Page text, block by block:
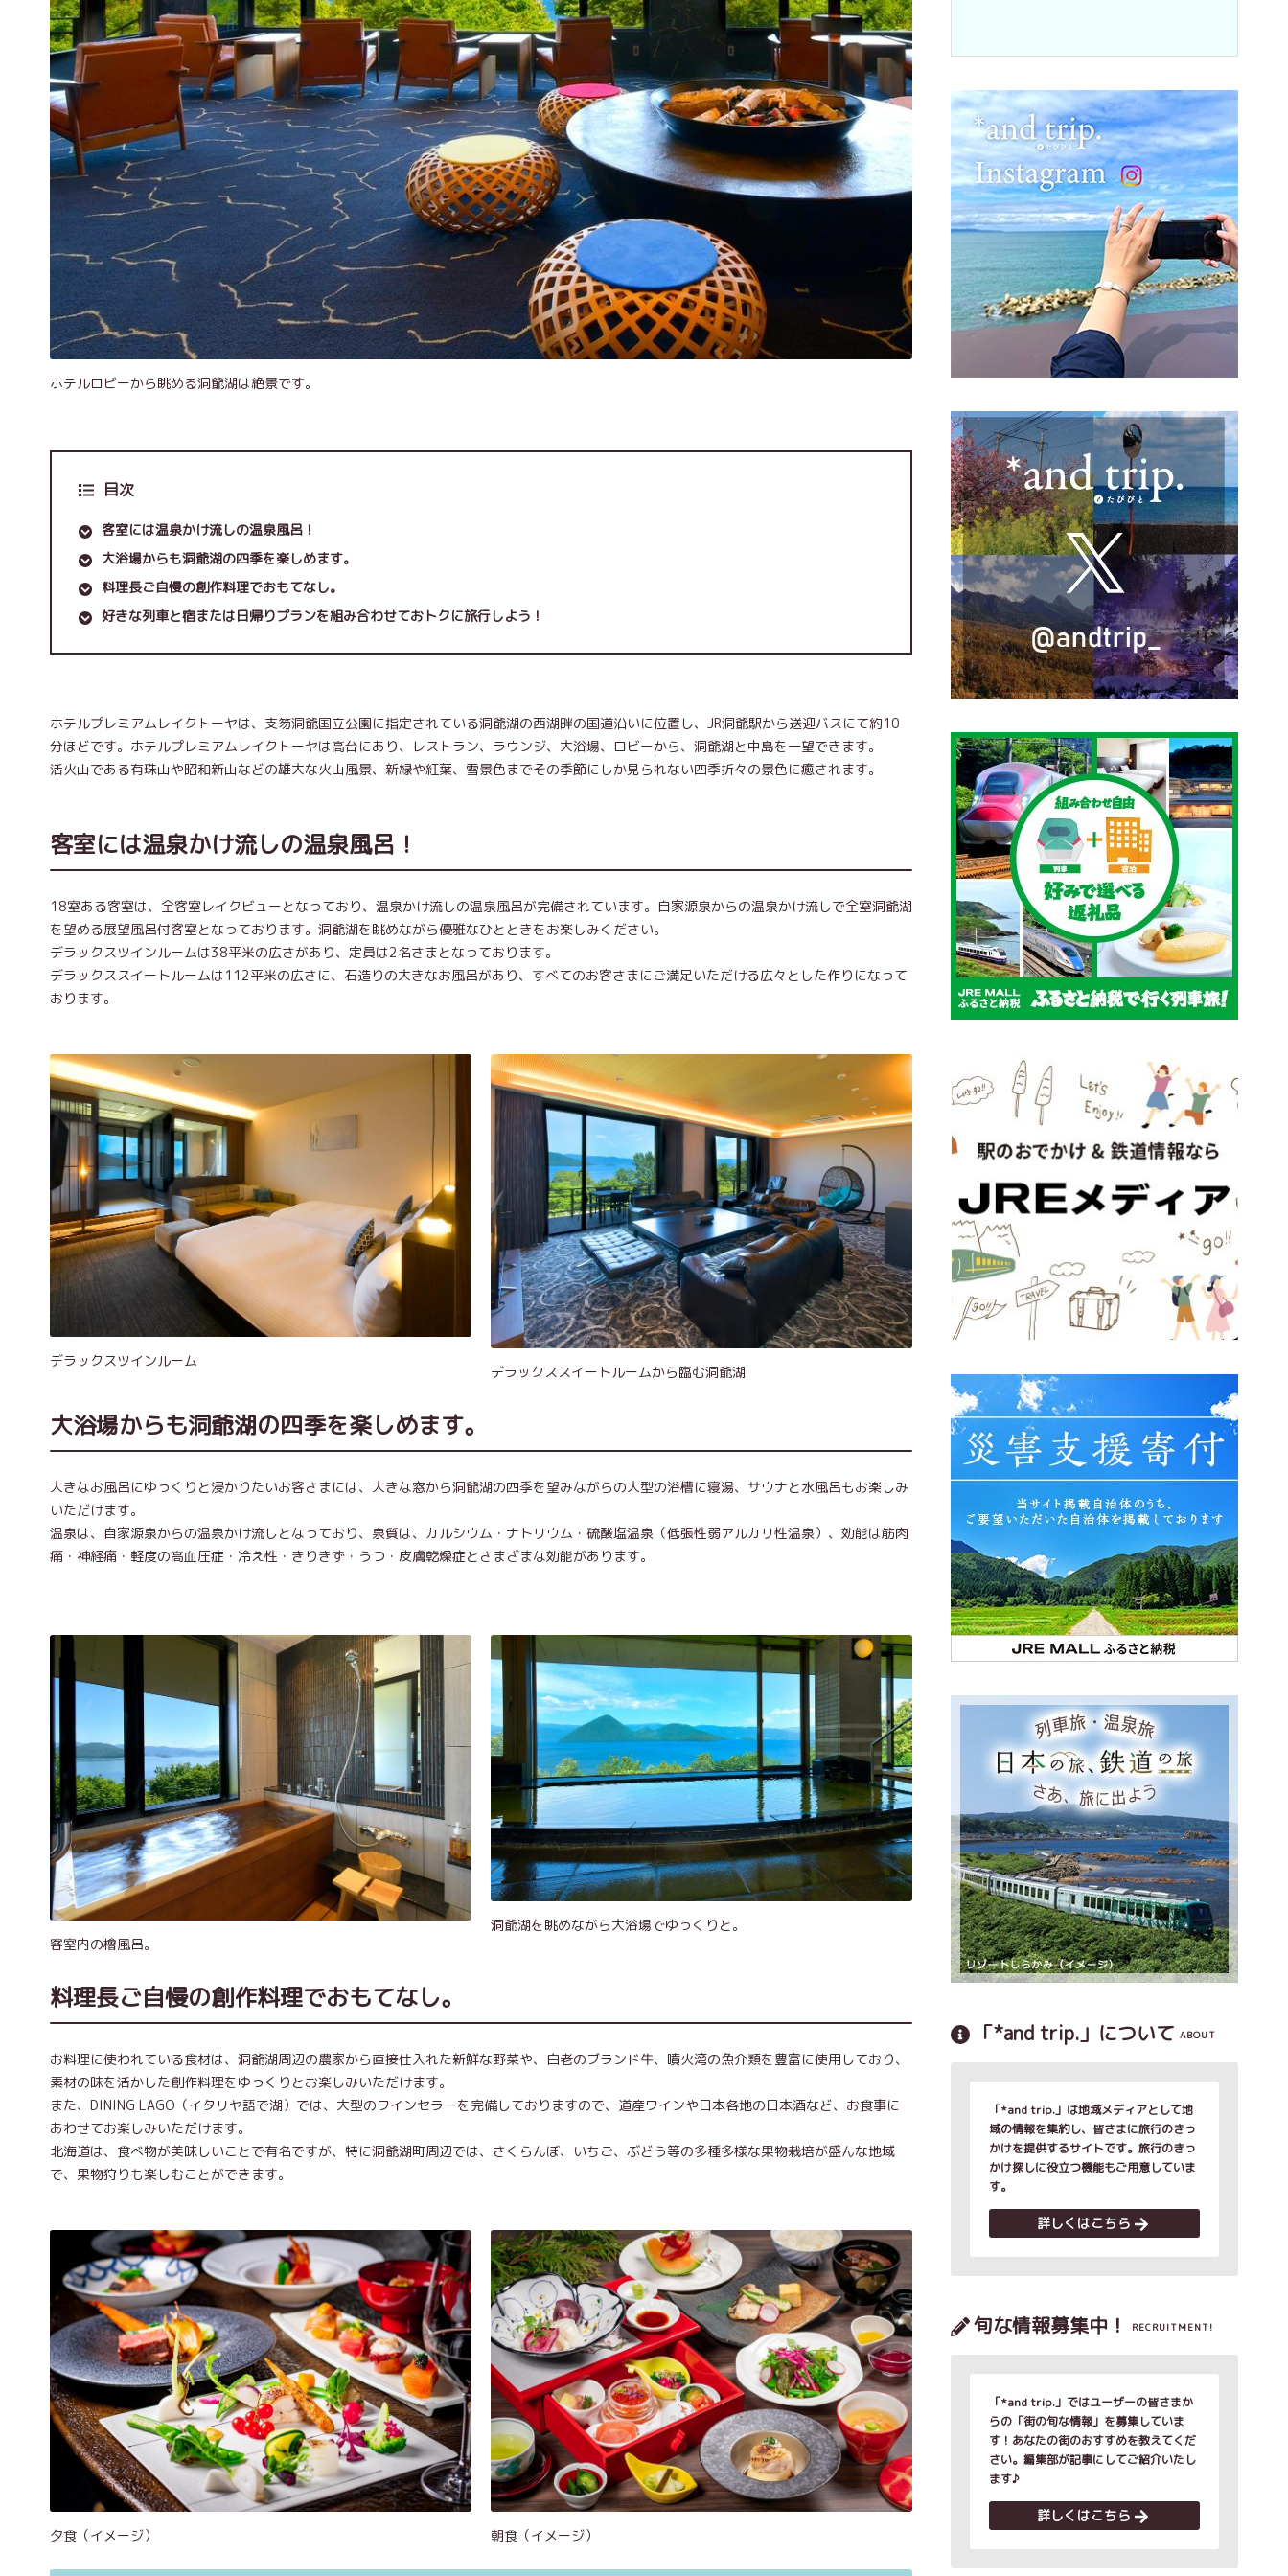
ホテルロビーから眺める洞爺湖は絶景です。
目次
客室には温泉かけ流しの温泉風呂！
大浴場からも洞爺湖の四季を楽しめます。
料理長ご自慢の創作料理でおもてなし。
好きな列車と宿または日帰りプランを組み合わせておトクに旅行しよう！
ホテルプレミアムレイクトーヤは、支笏洞爺国立公園に指定されている洞爺湖の西湖畔の国道沿いに位置し、JR洞爺駅から送迎バスにて約10
分ほどです。ホテルプレミアムレイクトーヤは高台にあり、レストラン、ラウンジ、大浴場、ロビーから、洞爺湖と中島を一望できます。
活火山である有珠山や昭和新山などの雄大な火山風景、新緑や紅葉、雪景色までその季節にしか見られない四季折々の景色に癒されます。
客室には温泉かけ流しの温泉風呂！
18室ある客室は、全客室レイクビューとなっており、温泉かけ流しの温泉風呂が完備されています。自家源泉からの温泉かけ流しで全室洞爺湖
を望める展望風呂付客室となっております。洞爺湖を眺めながら優雅なひとときをお楽しみください。
デラックスツインルームは38平米の広さがあり、定員は2名さまとなっております。
デラックススイートルームは112平米の広さに、石造りの大きなお風呂があり、すべてのお客さまにご満足いただける広々とした作りになって
おります。
デラックスツインルーム
デラックススイートルームから臨む洞爺湖
大浴場からも洞爺湖の四季を楽しめます。
大きなお風呂にゆっくりと浸かりたいお客さまには、大きな窓から洞爺湖の四季を望みながらの大型の浴槽に寝湯、サウナと水風呂もお楽しみ
いただけます。
温泉は、自家源泉からの温泉かけ流しとなっており、泉質は、カルシウム・ナトリウム・硫酸塩温泉（低張性弱アルカリ性温泉）、効能は筋肉
痛・神経痛・軽度の高血圧症・冷え性・きりきず・うつ・皮膚乾燥症とさまざまな効能があります。
客室内の檜風呂。
洞爺湖を眺めながら大浴場でゆっくりと。
料理長ご自慢の創作料理でおもてなし。
お料理に使われている食材は、洞爺湖周辺の農家から直接仕入れた新鮮な野菜や、白老のブランド牛、噴火湾の魚介類を豊富に使用しており、
素材の味を活かした創作料理をゆっくりとお楽しみいただけます。
また、DINING LAGO（イタリヤ語で湖）では、大型のワインセラーを完備しておりますので、道産ワインや日本各地の日本酒など、お食事に
あわせてお楽しみいただけます。
北海道は、食べ物が美味しいことで有名ですが、特に洞爺湖町周辺では、さくらんぼ、いちご、ぶどう等の多種多様な果物栽培が盛んな地域
で、果物狩りも楽しむことができます。
夕食（イメージ） 朝食（イメージ）
「*and trip.」について ABOUT
「*and trip.」は地域メディアとして地
域の情報を集約し、皆さまに旅行のきっ
かけを提供するサイトです。旅行のきっ
かけ探しに役立つ機能もご用意していま
す。
詳しくはこちら
旬な情報募集中！ RECRUITMENT!
「*and trip.」ではユーザーの皆さまか
らの「街の旬な情報」を募集していま
す！あなたの街のおすすめを教えてくだ
さい。編集部が記事にしてご紹介いたし
ます♪
詳しくはこちら